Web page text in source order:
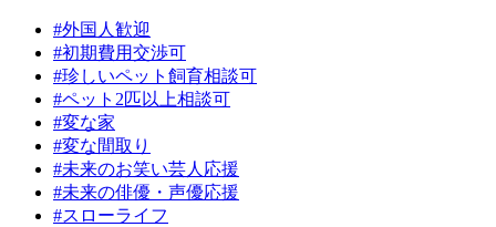
#外国人歓迎
#初期費用交渉可
#珍しいペット飼育相談可
#ペット2匹以上相談可
#変な家
#変な間取り
#未来のお笑い芸人応援
#未来の俳優・声優応援
#スローライフ